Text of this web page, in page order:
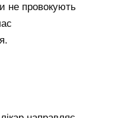
не провокують